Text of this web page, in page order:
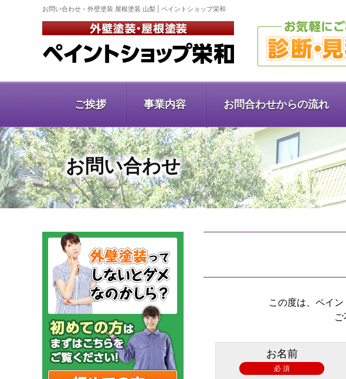
お問い合わせ - 外壁塗装 屋根塗装 山梨 | ペイントショップ栄和
ご挨拶 事業内容 お問合わせからの流れ
お問い合わせ
この度は、ペイ
お名前
必 須